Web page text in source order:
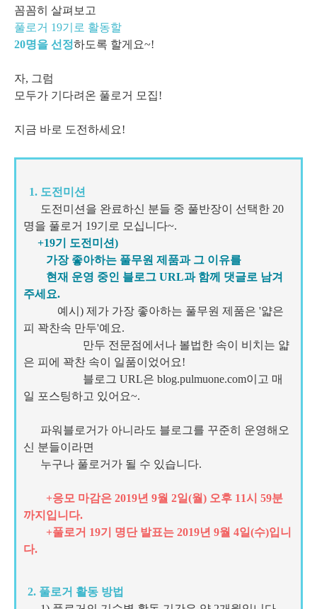
꼼꼼히 살펴보고
풀로거 19기로 활동할
20명을 선정하도록 할게요~!
자, 그럼
모두가 기다려온 풀로거 모집!
지금 바로 도전하세요!
1. 도전미션
도전미션을 완료하신 분들 중 풀반장이 선택한 20
명을 풀로거 19기로 모십니다~.
+19기 도전미션)
가장 좋아하는 풀무원 제품과 그 이유를
현재 운영 중인 블로그 URL과 함께 댓글로 남겨
주세요.
예시) 제가 가장 좋아하는 풀무원 제품은 '얇은
피 꽉찬속 만두'예요.
만두 전문점에서나 볼법한 속이 비치는 얇
은 피에 꽉찬 속이 일품이었어요!
블로그 URL은 blog.pulmuone.com이고 매
일 포스팅하고 있어요~.
파워블로거가 아니라도 블로그를 꾸준히 운영해오
신 분들이라면
누구나 풀로거가 될 수 있습니다.
+응모 마감은 2019년 9월 2일(월) 오후 11시 59분
까지입니다.
+풀로거 19기 명단 발표는 2019년 9월 4일(수)입니
다.
2. 풀로거 활동 방법